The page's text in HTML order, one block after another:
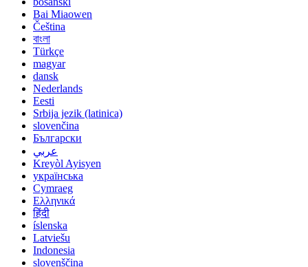
Bai Miaowen
Čeština
বাংলা
Türkçe
magyar
dansk
Nederlands
Eesti
Srbija jezik (latinica)
slovenčina
Български
عربي
Kreyòl Ayisyen
українська
Cymraeg
Ελληνικά
हिंदी
íslenska
Latviešu
Indonesia
slovenščina